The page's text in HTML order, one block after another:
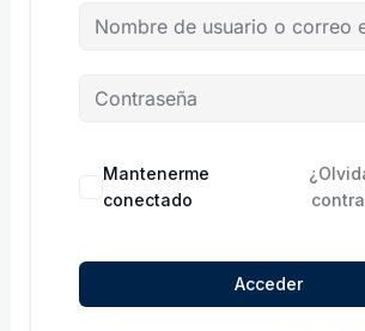
Mantenerme
conectado
Acceder